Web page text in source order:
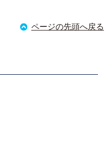
ページの先頭へ戻る